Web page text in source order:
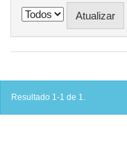
Resultado 1-1 de 1.